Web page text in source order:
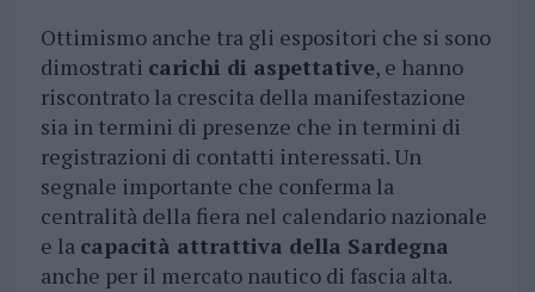
Ottimismo anche tra gli espositori che si sono
dimostrati carichi di aspettative, e hanno
riscontrato la crescita della manifestazione
sia in termini di presenze che in termini di
registrazioni di contatti interessati. Un
segnale importante che conferma la
centralità della fiera nel calendario nazionale
e la capacità attrattiva della Sardegna
anche per il mercato nautico di fascia alta.